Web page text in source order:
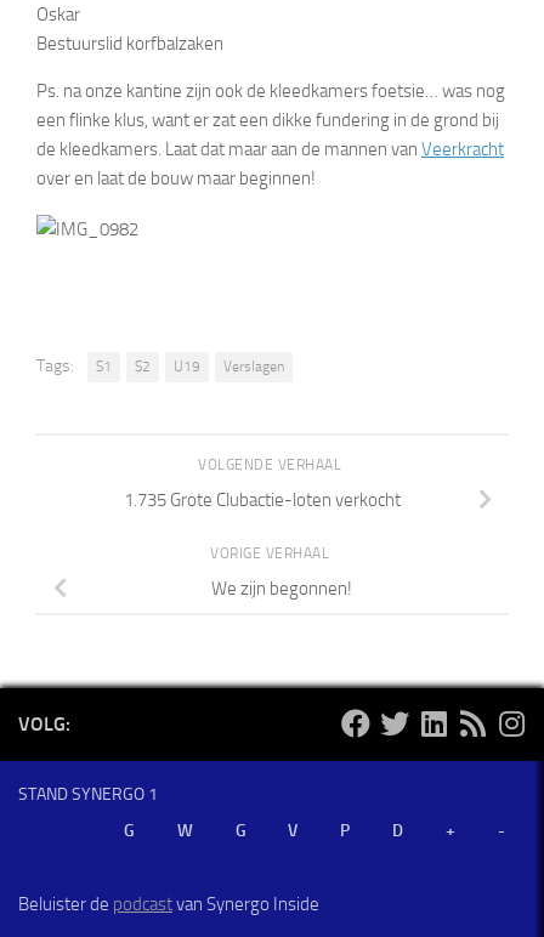
Oskar
Bestuurslid korfbalzaken
Ps. na onze kantine zijn ook de kleedkamers foetsie… was nog
een flinke klus, want er zat een dikke fundering in de grond bij
de kleedkamers. Laat dat maar aan de mannen van Veerkracht
over en laat de bouw maar beginnen!
Tags: S1 S2 U19 Verslagen
VOLGENDE VERHAAL
1.735 Grote Clubactie-loten verkocht
VORIGE VERHAAL
We zijn begonnen!
VOLG:
STAND SYNERGO 1
Beluister de podcastvan Synergo Inside